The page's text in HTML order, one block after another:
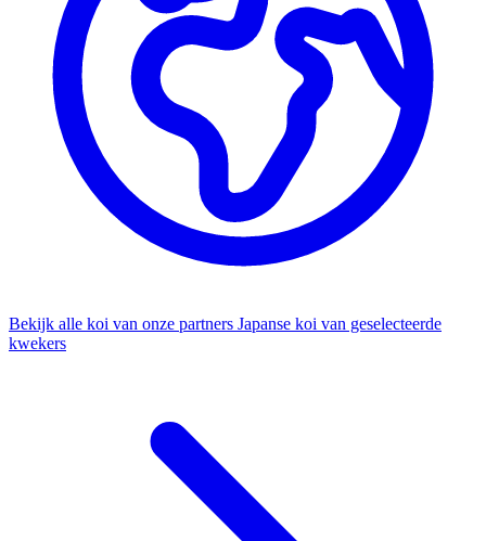
Bekijk alle koi van onze partners Japanse koi van geselecteerde
kwekers